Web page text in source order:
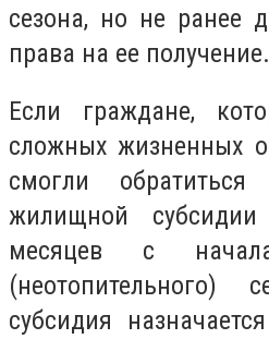
сезона, но не ранее
права на ее получение.
Если граждане,
сложных жизненных
смогли
жилищной
месяцев с начала
(неотопительного)
субсидия